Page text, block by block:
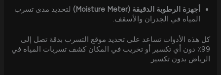
أجهزة الرطوبة الدقيقة (Moisture Meter)
لتحديد مدى تسرب
المياه في الجدران والأسقف.
كل هذه الأدوات تساعد على تحديد موقع التسرب بدقة تصل إلى
99٪ دون أي تكسير أو تخريب في المكان كشف تسربات المياه في
الرياض بدون تكسير